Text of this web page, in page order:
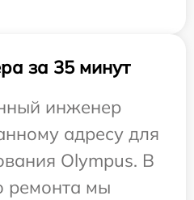
за 35 минут
инженер
адресу для
Olympus. В
ремонта мы